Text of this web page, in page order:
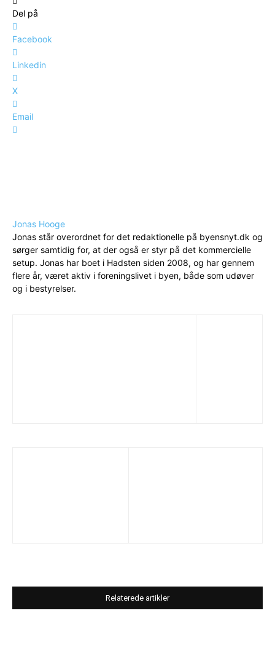
Del på
Facebook
Linkedin
X
Email
Jonas Hooge
Jonas står overordnet for det redaktionelle på byensnyt.dk og
sørger samtidig for, at der også er styr på det kommercielle
setup. Jonas har boet i Hadsten siden 2008, og har gennem
flere år, været aktiv i foreningslivet i byen, både som udøver
og i bestyrelser.
Relaterede artikler